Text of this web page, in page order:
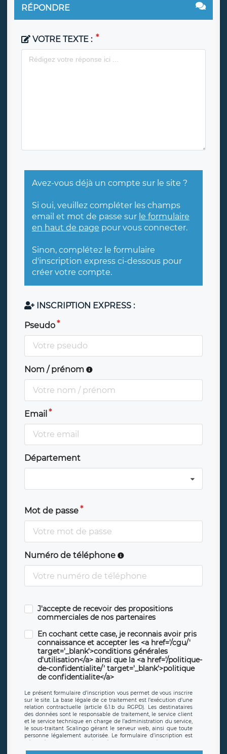
RÉPONDRE
VOTRE TEXTE :
Avez-vous déjà un compte sur le site ?
Si oui, veuillez compléter les champs
email et mot de passe sur le formulaire
en haut de page pour vous connecter.
Sinon, complétez le formulaire
d'inscription express ci-dessous pour
créer votre compte.
INSCRIPTION EXPRESS :
Pseudo
Nom / prénom
Email
Département
Mot de passe
Numéro de téléphone
J'accepte de recevoir des propositions
commerciales de nos partenaires
En cochant cette case, je reconnais avoir pris
connaissance et accepter les <a href='/cgu/'
target='_blank'>conditions générales
d'utilisation</a> ainsi que la <a href='/politique-
de-confidentialite/' target='_blank'>politique
de confidentialite</a>
Le présent formulaire d’inscription vous permet de vous inscrire
sur le site. La base légale de ce traitement est l’exécution d’une
relation contractuelle (article 6.1.b du RGPD). Les destinataires
des données sont le responsable de traitement, le service client
et le service technique en charge de l’administration du service,
le sous-traitant Scalingo gérant le serveur web, ainsi que toute
personne légalement autorisée. Le formulaire d’inscription est
offrant desclauses de protection conformes au RGPD. Les